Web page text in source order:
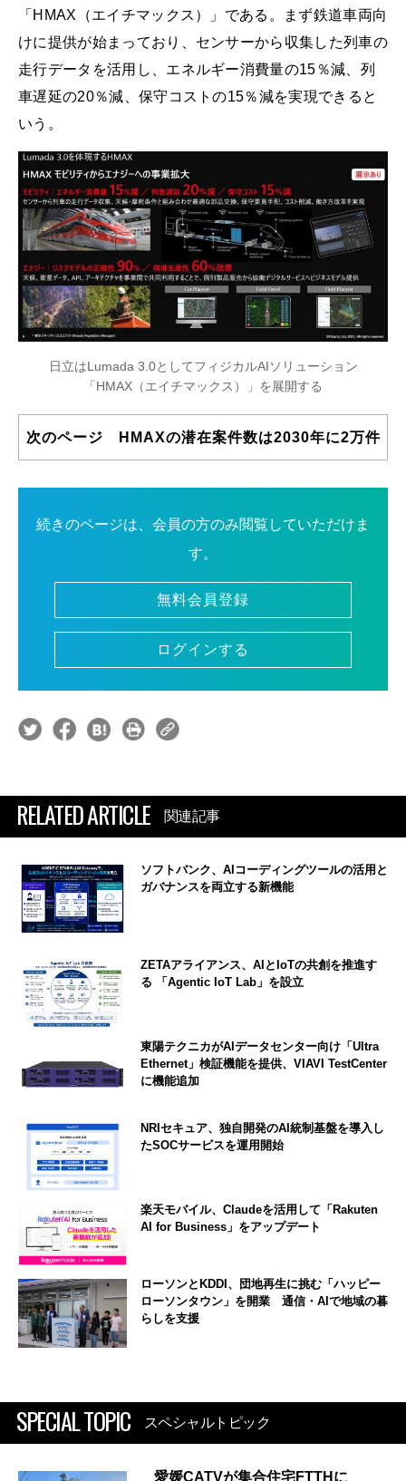
「HMAX（エイチマックス）」である。まず鉄道車両向
けに提供が始まっており、センサーから収集した列車の
走行データを活用し、エネルギー消費量の15％減、列
車遅延の20％減、保守コストの15％減を実現できると
いう。
日立はLumada 3.0としてフィジカルAIソリューション
「HMAX（エイチマックス）」を展開する
次のページ HMAXの潜在案件数は2030年に2万件
続きのページは、会員の方のみ閲覧していただけま
す。
無料会員登録
ログインする
RELATED ARTICLE 関連記事
ソフトバンク、AIコーディングツールの活用と
ガバナンスを両立する新機能
ZETAアライアンス、AIとIoTの共創を推進す
る 「Agentic IoT Lab」を設立
東陽テクニカがAIデータセンター向け「Ultra
Ethernet」検証機能を提供、VIAVI TestCenter
に機能追加
NRIセキュア、独自開発のAI統制基盤を導入し
たSOCサービスを運用開始
楽天モバイル、Claudeを活用して「Rakuten
AI for Business」をアップデート
ローソンとKDDI、団地再生に挑む「ハッピー
ローソンタウン」を開業 通信・AIで地域の暮
らしを支援
SPECIAL TOPIC スペシャルトピック
愛媛CATVが集合住宅FTTHに